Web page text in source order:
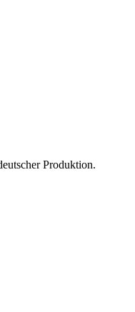
Produktion.